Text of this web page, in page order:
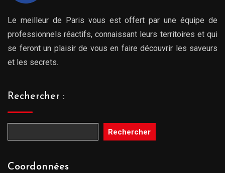
Le meilleur de Paris vous est offert par une équipe de
professionnels réactifs, connaissant leurs territoires et qui
se feront un plaisir de vous en faire découvrir les saveurs
et les secrets.
Rechercher :
Rechercher
Coordonnées